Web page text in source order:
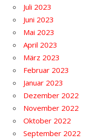
Juli 2023
Juni 2023
Mai 2023
April 2023
März 2023
Februar 2023
Januar 2023
Dezember 2022
November 2022
Oktober 2022
September 2022